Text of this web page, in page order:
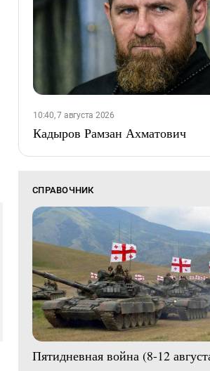
10:40, 7 августа 2026
Кадыров Рамзан Ахматович
СПРАВОЧНИК
Пятидневная война (8-12